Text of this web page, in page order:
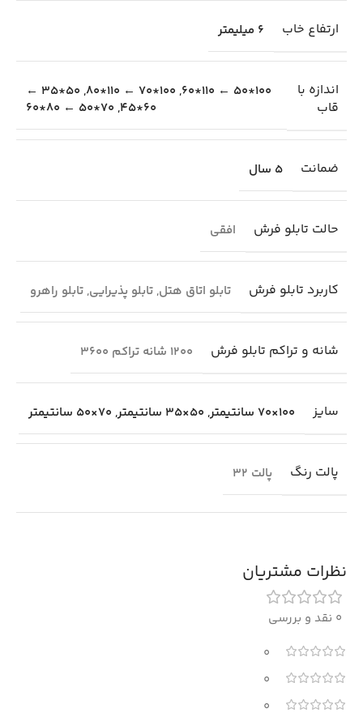
ارتفاع خاب 6 میلیمتر
اندازه با
قاب
100*50 ← 110*60
,
100*70 ← 110*80
,
50*35 ←
60*45
,
70*50 ← 80*60
ضمانت 5 سال
حالت تابلو فرش افقی
کاربرد تابلو فرش تابلو اتاق هتل, تابلو پذیرایی, تابلو راهرو
شانه و تراکم تابلو فرش 1200 شانه تراکم 3600
سایز 100×70 سانتیمتر , 50×35 سانتیمتر , 70×50 سانتیمتر
پالت رنگ پالت 32
نظرات مشتریان
0 نقد و بررسی
0
0
0